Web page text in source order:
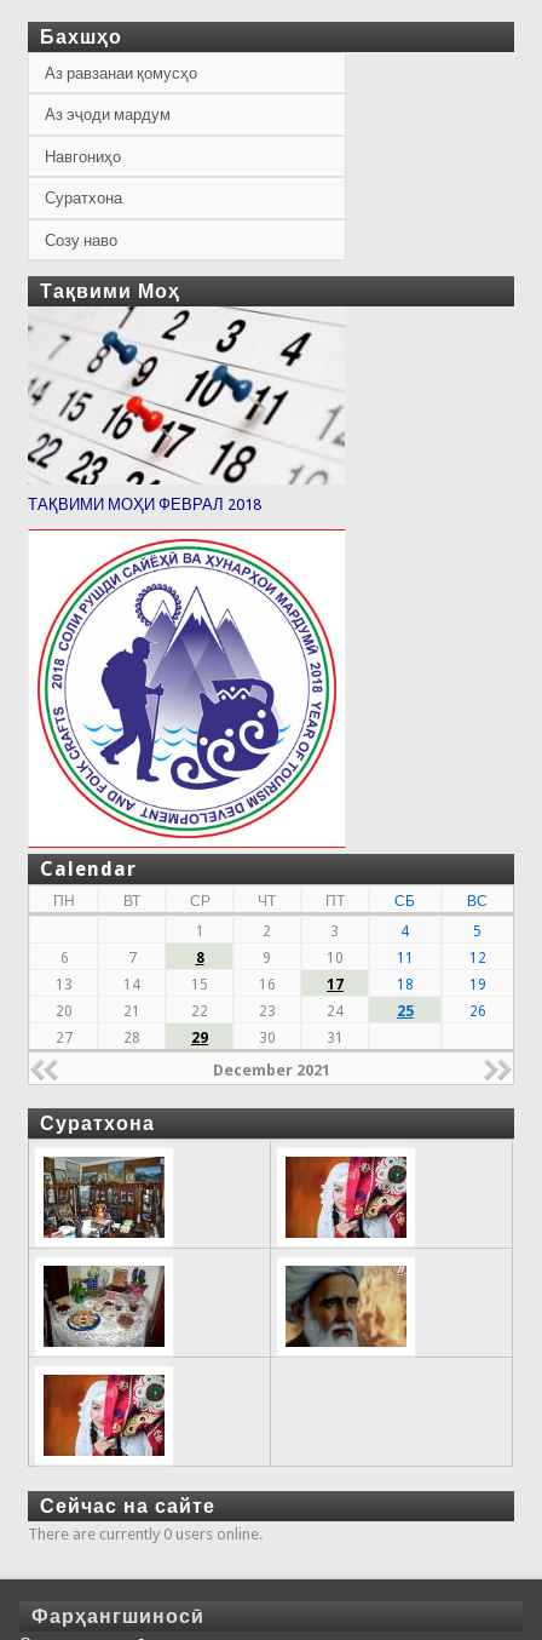
Бахшҳо
Аз равзанаи қомусҳо
Аз эҷоди мардум
Навгониҳо
Суратхона
Созу наво
Тақвими Моҳ
ТАҚВИМИ МОҲИ ФЕВРАЛ 2018
Calendar
ПН ВТ СР ЧТ ПТ СБ
ВС
1
2 3 4
5
6
7 8 9 10 11
12
13
14 15 16 17 18
19
20
21 22 23 24 25
26
27
28 29 30 31
December 2021
Суратхона
Сейчас на сайте
There are currently 0 users online.
Фарҳангшиносӣ